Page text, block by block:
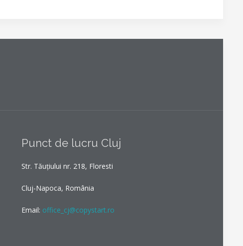
Punct de lucru Cluj
Str. Tăuțiului nr. 218, Floresti
Cluj-Napoca, România
Email: office_cj@copystart.ro